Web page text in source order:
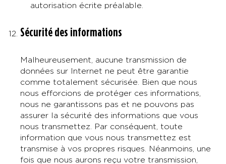
autorisation écrite préalable.
Sécurité des informations
Malheureusement, aucune transmission de
données sur Internet ne peut être garantie
comme totalement sécurisée. Bien que nous
nous efforcions de protéger ces informations,
nous ne garantissons pas et ne pouvons pas
assurer la sécurité des informations que vous
nous transmettez. Par conséquent, toute
information que vous nous transmettez est
transmise à vos propres risques. Néanmoins, une
fois que nous aurons reçu votre transmission,